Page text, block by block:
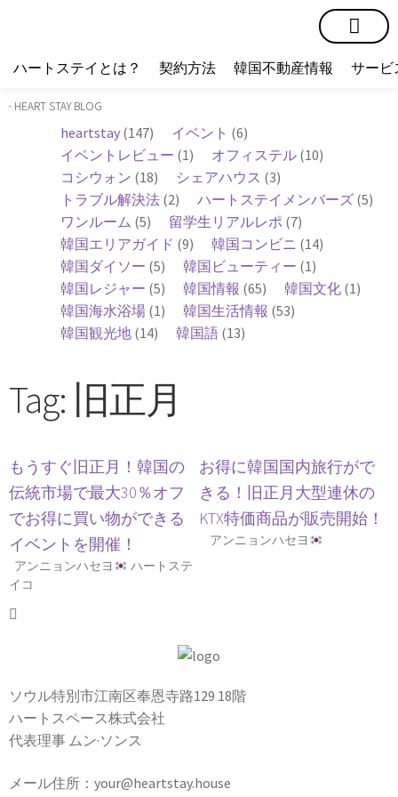
ハートステイとは？ 契約方法 韓国不動産情報 サービ
· HEART STAY BLOG
heartstay (147) イベント (6)
イベントレビュー (1) オフィステル (10)
コシウォン (18) シェアハウス (3)
トラブル解決法 (2) ハートステイメンバーズ (5)
ワンルーム (5) 留学生リアルレポ (7)
韓国エリアガイド (9) 韓国コンビニ (14)
韓国ダイソー (5) 韓国ビューティー (1)
韓国レジャー (5) 韓国情報 (65) 韓国文化 (1)
韓国海水浴場 (1) 韓国生活情報 (53)
韓国観光地 (14) 韓国語 (13)
Tag: 旧正月
もうすぐ旧正月！韓国の
伝統市場で最大30％オフ
でお得に買い物ができる
イベントを開催！
アンニョンハセヨ
ハートステ
イコ
お得に韓国国内旅行がで
きる！旧正月大型連休の
KTX特価商品が販売開始！
アンニョンハセヨ
ソウル特別市江南区奉恩寺路129 18階
ハートスペース株式会社
代表理事 ムン·ソンス
メール住所：your@heartstay.house